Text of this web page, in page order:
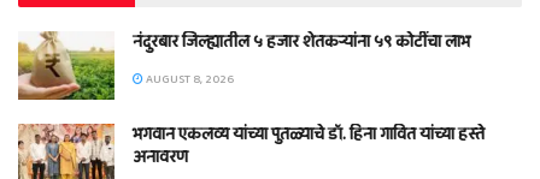
नंदुरबार जिल्ह्यातील ५ हजार शेतकऱ्यांना ५९ कोटींचा लाभ
AUGUST 8, 2026
भगवान एकलव्य यांच्या पुतळ्याचे डॉ. हिना गावित यांच्या हस्ते
अनावरण